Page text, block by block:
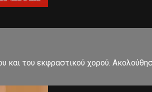
του εκφραστικού χορού.